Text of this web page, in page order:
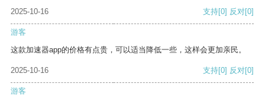
2025-10-16
支持[0] 反对[0]
游客
这款加速器app的价格有点贵，可以适当降低一些，这样会更加亲民。
2025-10-16 支持[0] 反对[0]
游客